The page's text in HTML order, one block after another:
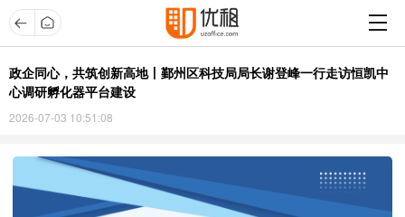
政企同心，共筑创新高地丨鄞州区科技局局长谢登峰一行走访恒凯中
心调研孵化器平台建设
2026-07-03 10:51:08